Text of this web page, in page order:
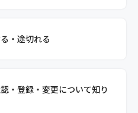
・途切れる
・登録・変更について知り